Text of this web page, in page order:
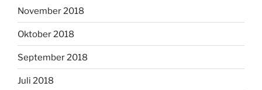
November 2018
Oktober 2018
September 2018
Juli 2018